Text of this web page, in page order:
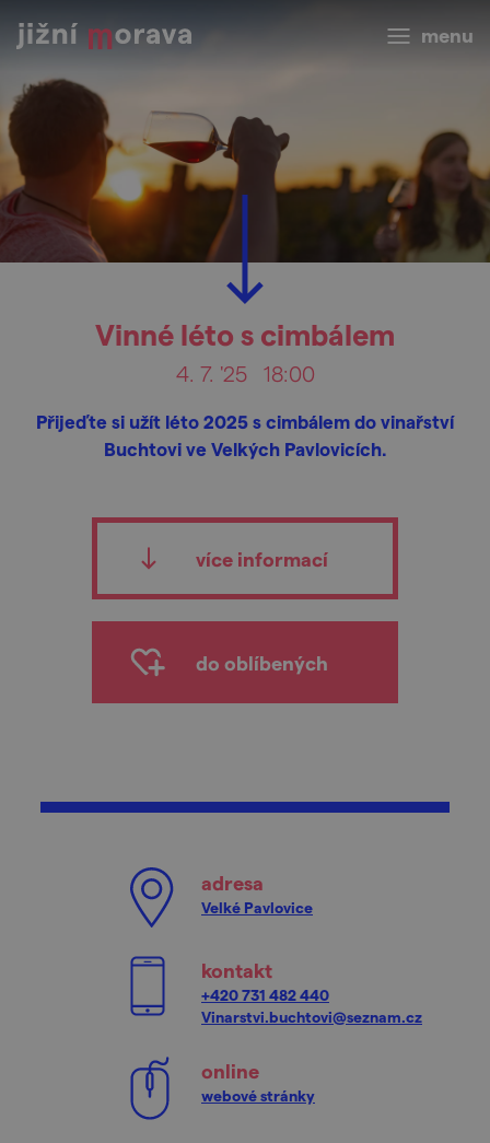
menu
Vinné léto s cimbálem
4. 7. '25 18:00
Přijeďte si užít léto 2025 s cimbálem do vinařství
Buchtovi ve Velkých Pavlovicích.
více informací
do oblíbených
adresa
Velké Pavlovice
kontakt
+420 731 482 440
Vinarstvi.buchtovi@seznam.cz
online
webové stránky